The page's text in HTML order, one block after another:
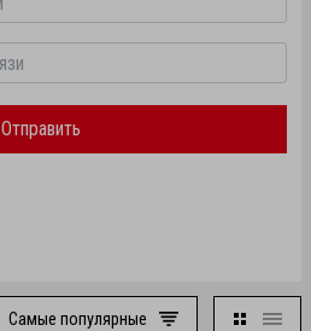
Отправить
Самые популярные